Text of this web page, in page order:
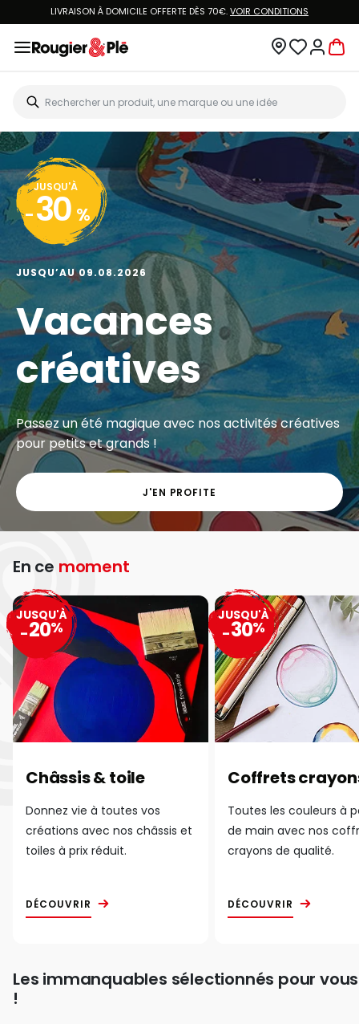
LIVRAISON À DOMICILE OFFERTE DÈS 70€.VOIR CONDITIONS
JUSQU'À
- 30 %
JUSQU’AU 09.08.2026
Vacances
créatives
Passez un été magique avec nos activités créatives
pour petits et grands !
J'EN PROFITE
En ce moment
Châssis & toile
Donnez vie à toutes vos
créations avec nos châssis et
toiles à prix réduit.
DÉCOUVRIR
JUSQU'À
-20%
Coffrets
Toutes les couleurs à
de main avec nos
crayons de qualité.
DÉCOUVRIR
JUSQU'À
-30%
Les immanquables sélectionnés pour vous
!